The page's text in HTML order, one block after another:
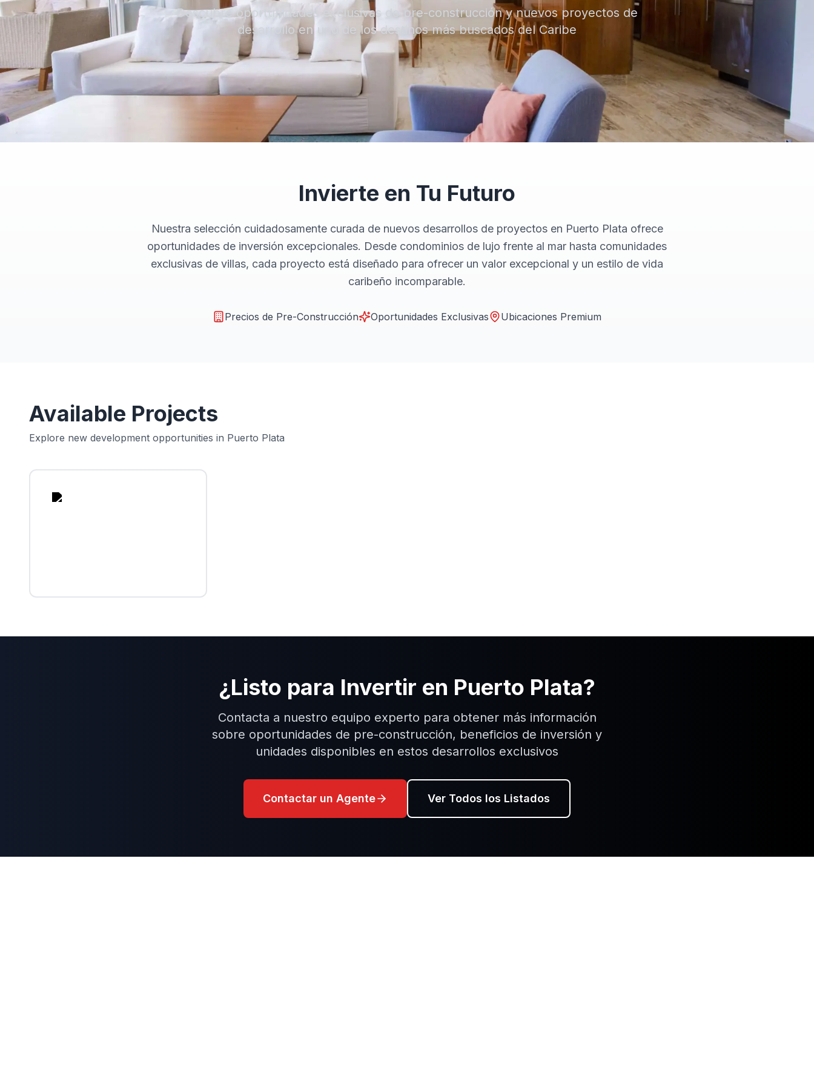
Destacados
Descubre oportunidades exclusivas de pre-construcción y nuevos proyectos de
desarrollo en uno de los destinos más buscados del Caribe
Invierte en Tu Futuro
Nuestra selección cuidadosamente curada de nuevos desarrollos de proyectos en Puerto Plata ofrece
oportunidades de inversión excepcionales. Desde condominios de lujo frente al mar hasta comunidades
exclusivas de villas, cada proyecto está diseñado para ofrecer un valor excepcional y un estilo de vida
caribeño incomparable.
Precios de Pre-Construcción Oportunidades Exclusivas Ubicaciones Premium
Available Projects
Explore new development opportunities in Puerto Plata
Ocean
¿Listo para Invertir en Puerto Plata?
Contacta a nuestro equipo experto para obtener más información
sobre oportunidades de pre-construcción, beneficios de inversión y
unidades disponibles en estos desarrollos exclusivos
Contactar un Agente Ver Todos los Listados